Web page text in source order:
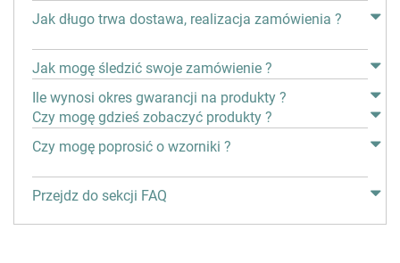
Jak długo trwa dostawa, realizacja zamówienia ?
Jak mogę śledzić swoje zamówienie ?
Ile wynosi okres gwarancji na produkty ?
Czy mogę gdzieś zobaczyć produkty ?
Czy mogę poprosić o wzorniki ?
Przejdz do sekcji FAQ